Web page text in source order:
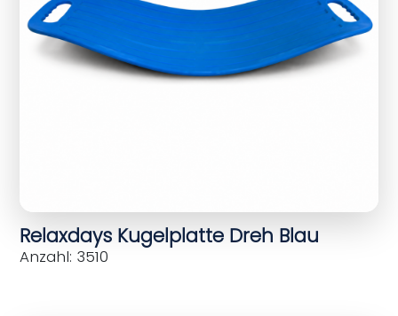
Relaxdays Kugelplatte Dreh Blau
Anzahl: 3510